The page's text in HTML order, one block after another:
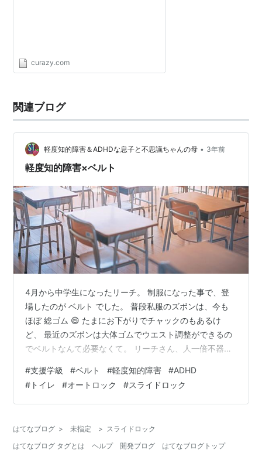
curazy.com
関連ブログ
軽度知的障害＆ADHDな息子と不思議ちゃんの母 • 3年前
軽度知的障害×ベルト
4月から中学生になったリーチ。 制服になった事で、登
場したのが ベルト でした。 普段私服のズボンは、今も
ほぼ 総ゴム 😄 たまにお下がりでチャックのもあるけ
ど、 最近のズボンは大体ゴムでウエスト調整ができるの
でベルトなんて必要なくて。 リーチさん、人一倍不器用
いこう！と決めてました。 そしたら。 ベルトなしなん
て、ありえないんですね( *´艸｀) 校則とか、そういうん
じゃなくて。 制服って、大き目に作るから🤣🤣🤣 ベルト
ば確かに！って感じですが。 そこで紹介されたのが、オ
ートロックタイプ…
#支援学級 #ベルト #軽度知的障害 #ADHD
# トイレ #オートロック #スライドロック
はてなブログ > 未指定 > スライドロック
はてなブログ タグとは
ヘルプ 開発ブログ はてなブログトップ